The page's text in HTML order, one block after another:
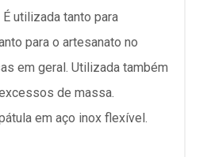
utilizada tanto para
para o artesanato no
em geral. Utilizada também
de massa.
em aço inox flexível.